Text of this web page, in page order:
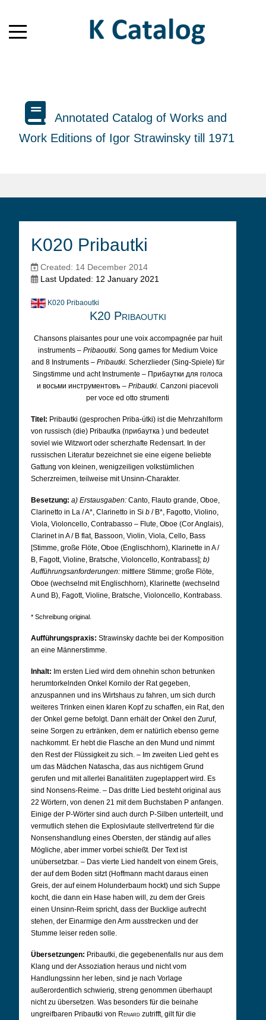
Annotated Catalog of Works and
Work Editions of Igor Strawinsky till 1971
K020 Pribautki
Created: 14 December 2014
Last Updated: 12 January 2021
K020 Pribaoutki
K20 Pribaoutki
Chansons plaisantes pour une voix accompagnée par huit
instruments – Pribaoutki. Song games for Medium Voice
and 8 Instruments – Pribautki. Scherzlieder (Sing-Spiele) für
Singstimme und acht Instrumente – Прибаутки для голоса
и восьми инструментовъ – Pribautki. Canzoni piacevoli
per voce ed otto strumenti
Titel: Pribautki (gesprochen Priba-útki) ist die Mehrzahlform
von russisch (die) Pribautka (прибаутка ) und bedeutet
soviel wie Witzwort oder scherzhafte Redensart. In der
russischen Literatur bezeichnet sie eine eigene beliebte
Gattung von kleinen, wenigzeiligen volkstümlichen
Scherzreimen, teilweise mit Unsinn-Charakter.
Besetzung: a) Erstausgaben: Canto, Flauto grande, Oboe,
Clarinetto in La / A*, Clarinetto in Si b / B*, Fagotto, Violino,
Viola, Violoncello, Contrabasso – Flute, Oboe (Cor Anglais),
Clarinet in A / B flat, Bassoon, Violin, Viola, Cello, Bass
[Stimme, große Flöte, Oboe (Englischhorn), Klarinette in A /
B, Fagott, Violine, Bratsche, Violoncello, Kontrabass]; b)
Aufführungsanforderungen: mittlere Stimme; große Flöte,
Oboe (wechselnd mit Englischhorn), Klarinette (wechselnd
A und B), Fagott, Violine, Bratsche, Violoncello, Kontrabass.
* Schreibung original.
Aufführungspraxis: Strawinsky dachte bei der Komposition
an eine Männerstimme.
Inhalt: Im ersten Lied wird dem ohnehin schon betrunken
herumtorkelnden Onkel Kornilo der Rat gegeben,
anzuspannen und ins Wirtshaus zu fahren, um sich durch
weiteres Trinken einen klaren Kopf zu schaffen, ein Rat, den
der Onkel gerne befolgt. Dann erhält der Onkel den Zuruf,
seine Sorgen zu ertränken, dem er natürlich ebenso gerne
nachkommt. Er hebt die Flasche an den Mund und nimmt
den Rest der Flüssigkeit zu sich. – Im zweiten Lied geht es
um das Mädchen Natascha, das aus nichtigem Grund
gerufen und mit allerlei Banalitäten zugeplappert wird. Es
sind Nonsens-Reime. – Das dritte Lied besteht original aus
22 Wörtern, von denen 21 mit dem Buchstaben P anfangen.
Einige der P-Wörter sind auch durch P-Silben unterteilt, und
vermutlich stehen die Explosivlaute stellvertretend für die
Nonsenshandlung eines Obersten, der ständig auf alles
Mögliche, aber immer vorbei schießt. Der Text ist
unübersetzbar. – Das vierte Lied handelt von einem Greis,
der auf dem Boden sitzt (Hoffmann macht daraus einen
Greis, der auf einem Holunderbaum hockt) und sich Suppe
kocht, die dann ein Hase haben will, zu dem der Greis
einen Unsinn-Reim spricht, dass der Bucklige aufrecht
stehen, der Einarmige den Arm ausstrecken und der
Stumme leiser reden solle.
Übersetzungen: Pribautki, die gegebenenfalls nur aus dem
Klang und der Assoziation heraus und nicht vom
Handlungssinn her leben, sind je nach Vorlage
außerordentlich schwierig, streng genommen überhaupt
nicht zu übersetzen. Was besonders für die beinahe
ungreifbaren Pribautki von Renard zutrifft, gilt für die